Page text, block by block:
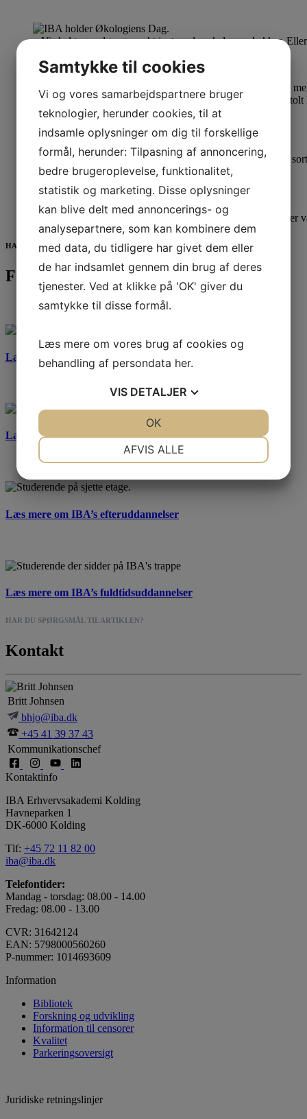
– Vi skal tage udgangspunkt i, at maden skal være lækker.
Rita havde en lille statuette med til kantinen på IBA, så de
På tallerkenen: Brunede løg, svampe ketchup, ærte miso og
Her ses bygotto med syltede græskar i de firkantede glas.
HAR VI VÆKKET DIN INTERESSE?
Få mere information
Læs mere om IBA
Læs mere om IBA’s online uddannelser
Læs mere om IBA’s efteruddannelser
Læs mere om IBA’s fuldtidsuddannelser
HAR DU SPØRGSMÅL TIL ARTIKLEN?
Kontakt
Britt Johnsen
bhjo@iba.dk
+45 41 39 37 43
Kommunikationschef
Kontaktinfo
IBA Erhvervsakademi Kolding
Havneparken 1
DK-6000 Kolding
Tlf: +45 72 11 82 00
iba@iba.dk
Telefontider:
Mandag - torsdag: 08.00 - 14.00
Fredag: 08.00 - 13.00
CVR: 31642124
EAN: 5798000560260
P-nummer: 1014693609
Information
Bibliotek
Forskning og udvikling
Information til censorer
Kvalitet
Parkeringsoversigt
Juridiske retningslinjer
Samtykke til cookies
Vi og vores samarbejdspartnere bruger
teknologier, herunder cookies, til at
indsamle oplysninger om dig til forskellige
formål, herunder: Tilpasning af annoncering,
bedre brugeroplevelse, funktionalitet,
statistik og marketing. Disse oplysninger
kan blive delt med annoncerings- og
analysepartnere, som kan kombinere dem
med data, du tidligere har givet dem eller
de har indsamlet gennem din brug af deres
tjenester. Ved at klikke på 'OK' giver du
samtykke til disse formål.
Læs mere om vores brug af cookies og
behandling af persondata her.
VIS DETALJER
MARKETING
AFVIS ALLE
OK